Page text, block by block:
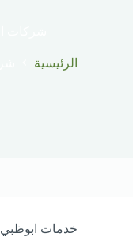
الرئيسية
خدمات ابوظبي